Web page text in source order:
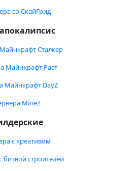
со СкайГрид
Сталкер
Майнкрафт Раст
Майнкрафт DayZ
MineZ
с креативом
битвой строителей